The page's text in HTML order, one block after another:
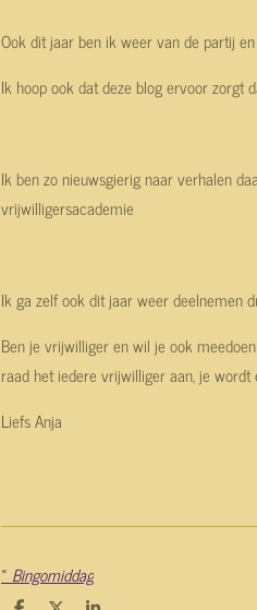
Ook dit jaar ben ik weer van de partij
Ik hoop ook dat deze blog ervoor zorgt
Ik ben zo nieuwsgierig naar verhalen
vrijwilligersacademie
Ik ga zelf ook dit jaar weer deelnemen
Ben je vrijwilliger en wil je ook
raad het iedere vrijwilliger aan, je
Liefs Anja
« Bingomiddag